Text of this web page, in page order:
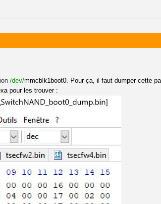
/dev/mmcblk1boot0. Pour ça, il faut dumper cette
pour les trouver :